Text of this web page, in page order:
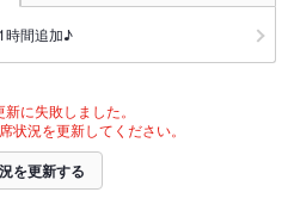
時間追加♪
に失敗しました。
状況を更新してください。
を更新する